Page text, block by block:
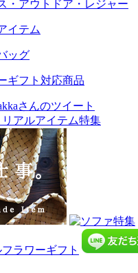
・アウトドア・レジャー
イテム
ッグ
ギフト対応商品
さんのツイート